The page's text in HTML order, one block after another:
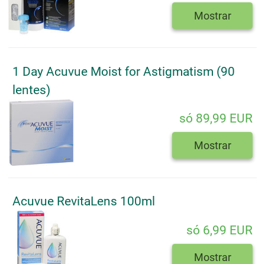
Mostrar
1 Day Acuvue Moist for Astigmatism (90
lentes)
só 89,99 EUR
Mostrar
Acuvue RevitaLens 100ml
só 6,99 EUR
Mostrar